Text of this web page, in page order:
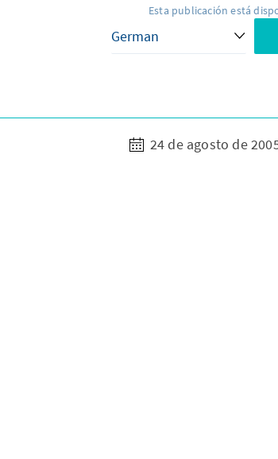
Esta publicación está
24 de agosto de